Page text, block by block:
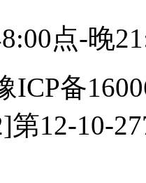
点-晚
ICP备
第12-10-